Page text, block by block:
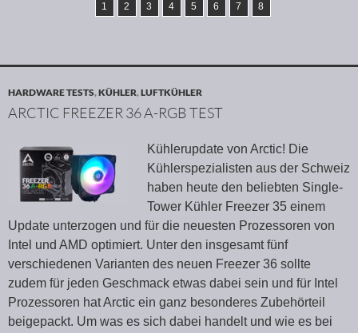
1 2 3 4 5 6 7 8
HARDWARE TESTS,KÜHLER,LUFTKÜHLER
ARCTIC FREEZER 36 A-RGB TEST
Kühlerupdate von Arctic! Die
Kühlerspezialisten aus der Schweiz
haben heute den beliebten Single-
Tower Kühler Freezer 35 einem
Update unterzogen und für die neuesten Prozessoren von
Intel und AMD optimiert. Unter den insgesamt fünf
verschiedenen Varianten des neuen Freezer 36 sollte
zudem für jeden Geschmack etwas dabei sein und für Intel
Prozessoren hat Arctic ein ganz besonderes Zubehörteil
beigepackt. Um was es sich dabei handelt und wie es bei